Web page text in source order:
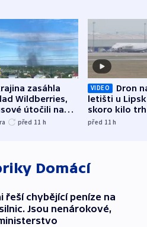
zasáhla
Wildberries,
útočili na
hasiče či
před 11 h
VIDEO
Dron
letišti u
skoro kilo
indicie
před 11h
Domácí
řeší chybějící peníze na
Jsou nenárokové,